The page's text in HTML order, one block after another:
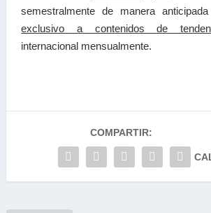
semestralmente de manera
exclusivo a contenidos de
internacional mensualmente.
COMPARTIR: